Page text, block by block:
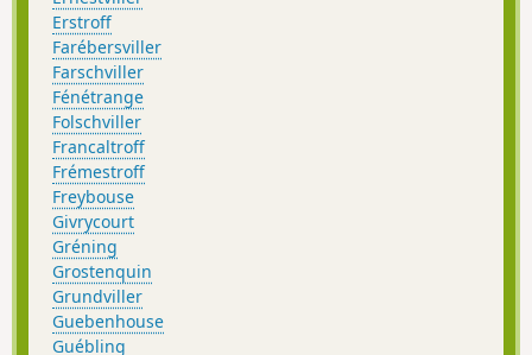
Erstroff
Farébersviller
Farschviller
Fénétrange
Folschviller
Francaltroff
Frémestroff
Freybouse
Givrycourt
Gréning
Grostenquin
Grundviller
Guebenhouse
Guébling